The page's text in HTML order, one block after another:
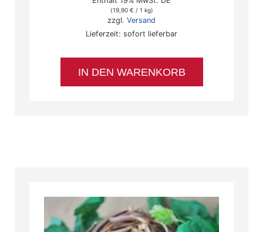
(19,90 € / 1 kg)
zzgl. Versand
Lieferzeit: sofort lieferbar
IN DEN WARENKORB